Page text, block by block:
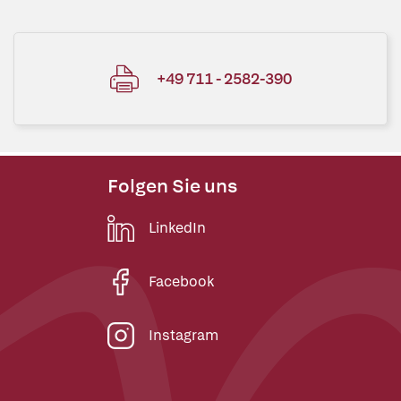
+49 711 - 2582-390
Folgen Sie uns
LinkedIn
Facebook
Instagram